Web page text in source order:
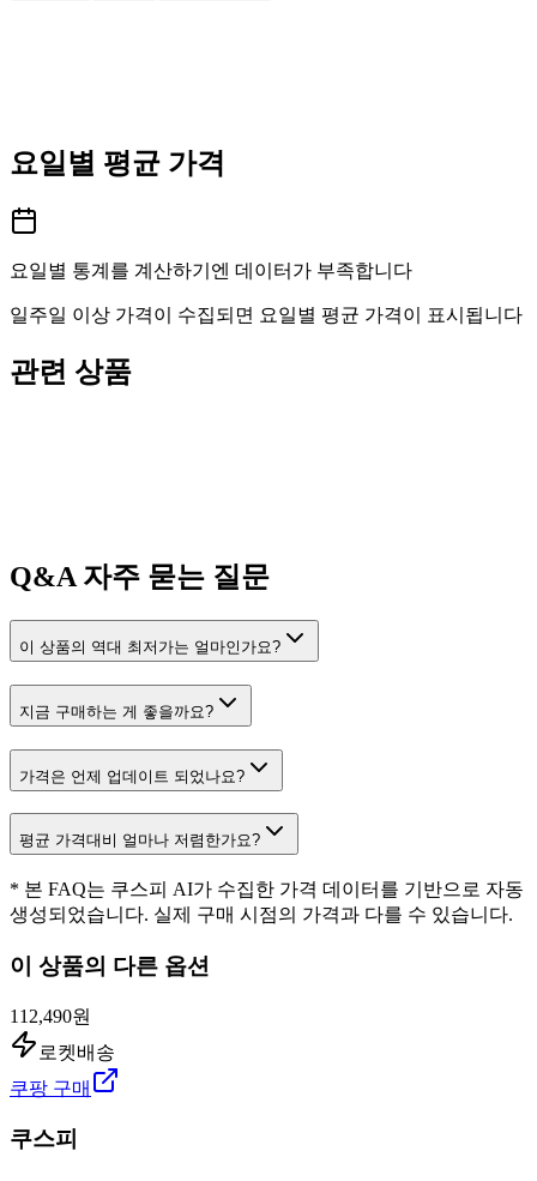
요일별 평균 가격
요일별 통계를 계산하기엔 데이터가 부족합니다
일주일 이상 가격이 수집되면 요일별 평균 가격이 표시됩니다
관련 상품
Q&A자주 묻는 질문
이 상품의 역대 최저가는 얼마인가요?
지금 구매하는 게 좋을까요?
가격은 언제 업데이트 되었나요?
평균 가격대비 얼마나 저렴한가요?
* 본 FAQ는 쿠스피 AI가 수집한 가격 데이터를 기반으로 자동
생성되었습니다. 실제 구매 시점의 가격과 다를 수 있습니다.
이 상품의 다른 옵션
112,490원
로켓배송
쿠팡 구매
쿠스피